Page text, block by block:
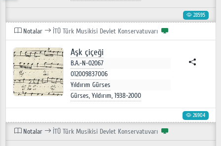
28595
Notalar İTÜ Türk Musikisi Devlet Konservatuvarı
Aşk çiçeği
B.A.-N-02067
012009837006
Yıldırım Gürses
Gürses, Yıldırım, 1938-2000
26904
Notalar İTÜ Türk Musikisi Devlet Konservatuvarı